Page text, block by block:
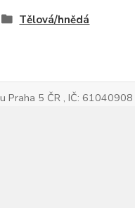
Tělová/hnědá
Praha 5 ČR , IČ: 61040908